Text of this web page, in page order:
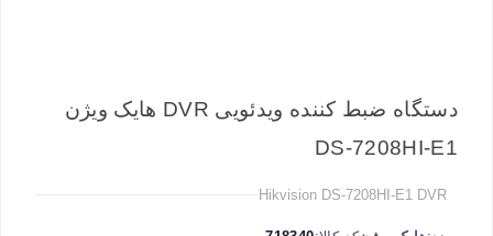
دستگاه ضبط کننده ویدئویی DVR هایک ویژن
DS-7208HI-E1
Hikvision DS-7208HI-E1 DVR